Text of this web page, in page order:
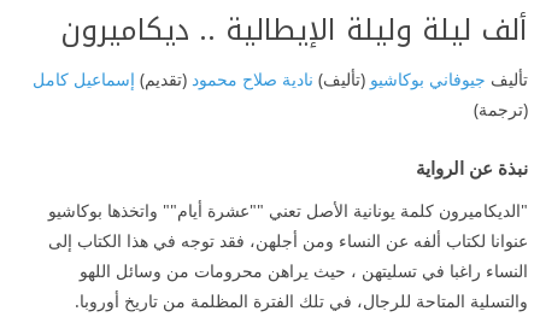
ألف ليلة وليلة الإيطالية .. ديكاميرون
تأليف جيوفاني بوكاشيو (تأليف) نادية صلاح محمود (تقديم) إسماعيل كامل
(ترجمة)
نبذة عن الرواية
"الديكاميرون كلمة يونانية الأصل تعني ""عشرة أيام"" واتخذها بوكاشيو
عنوانا لكتاب ألفه عن النساء ومن أجلهن، فقد توجه في هذا الكتاب إلى
النساء راغبا في تسليتهن ، حيث يراهن محرومات من وسائل اللهو
والتسلية المتاحة للرجال، في تلك الفترة المظلمة من تاريخ أوروبا.